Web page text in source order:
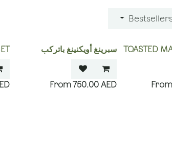
TOASTED سبرينغ أويكنينغ باتركب
750.00 AED